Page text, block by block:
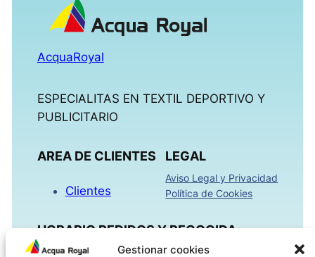
Gestionar cookies
AcquaRoyal
ESPECIALITAS EN TEXTIL DEPORTIVO Y
PUBLICITARIO
AREA DE CLIENTES
Clientes
LEGAL
Aviso Legal y Privacidad
Política de Cookies
HORARIO PEDIDOS Y RECOGIDA